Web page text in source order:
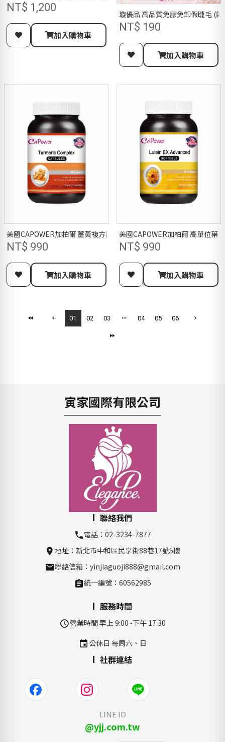
NT$ 1,200
加入購物車
璇優品 高品質免膠免卸假睫毛 (
NT$ 190
加入購物車
美國CAPOWER加柏爾 薑黃複方膠囊
NT$ 990
加入購物車
美國CAPOWER加柏爾 高單位葉
NT$ 990
加入購物車
01 02 03 04 05 06
寅家國際有限公司
聯絡我們
電話：02-3234-7877
地址：新北市中和區民享街88巷17號5樓
聯絡信箱：yinjiaguoji888@gmail.com
統一編號：60562985
服務時間
營業時間 早上 9:00~下午 17:30
公休日 每周六、日
社群連結
LINE ID
@yjj.com.tw